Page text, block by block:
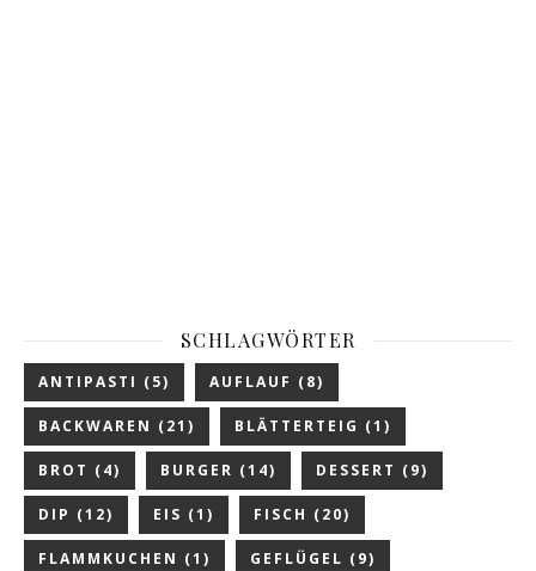
SCHLAGWÖRTER
ANTIPASTI (5) AUFLAUF (8)
BACKWAREN (21) BLÄTTERTEIG (1)
BROT (4) BURGER (14) DESSERT (9)
DIP (12) EIS (1) FISCH (20)
FLAMMKUCHEN (1) GEFLÜGEL (9)